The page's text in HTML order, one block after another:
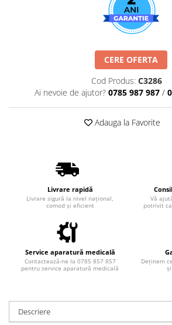
Electroencefalografe
Freze AlgerBrush II
Fundus Camera
Glucometre
Incubatoare
Injectomate si infuzomate
Lampi de operatie si medicale
CERE OFERTA
Cod Produs: C3286
Ai nevoie de ajutor? 0785 987 987 /
Adauga la Favorite
Livrare rapidă
Livrare sigură la nivel național,
comod și eficient
Vă
potrivit
Service aparatură medicală
Contactează-ne la 0785 857 857
pentru service aparatură medicală
Deținem
Descriere